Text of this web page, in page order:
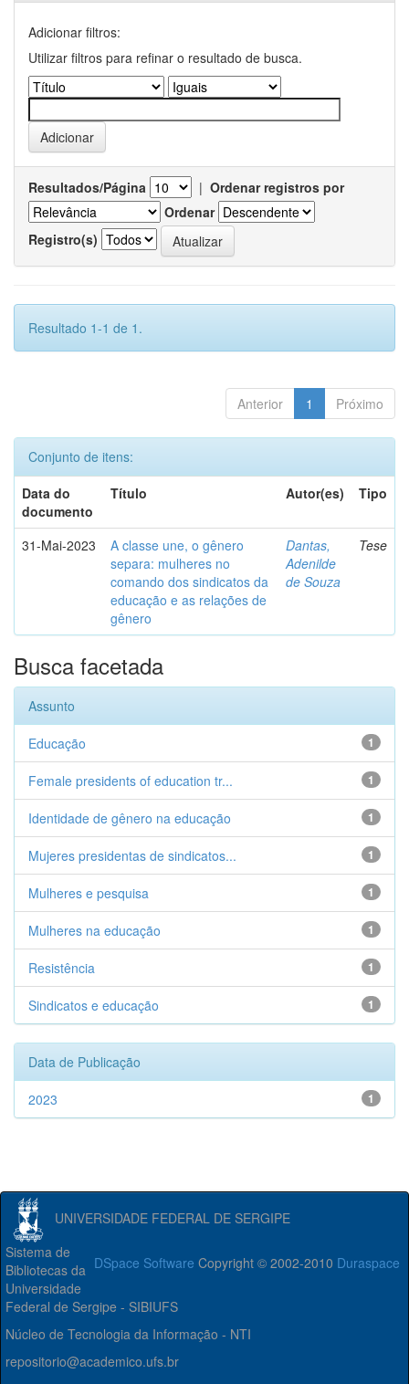
Adicionar filtros:
Utilizar filtros para refinar o resultado de busca.
Resultados/Página | Ordenar registros por
Ordenar
Registro(s)
Resultado 1-1 de 1.
Anterior 1 Próximo
Conjunto de itens:
Data do
documento
Título Autor(es) Tipo
31-Mai-2023
A classe une, o gênero
separa: mulheres no
comando dos sindicatos da
educação e as relações de
gênero
Dantas,
Adenilde
de Souza
Tese
Busca facetada
Assunto
1
Educação
1
Female presidents of education tr...
1
Identidade de gênero na educação
1
Mujeres presidentas de sindicatos...
1
Mulheres e pesquisa
1
Mulheres na educação
1
Resistência
1
Sindicatos e educação
Data de Publicação
1
2023
UNIVERSIDADE FEDERAL DE SERGIPE
DSpace Software Copyright © 2002-2010 Duraspace
Sistema de
Bibliotecas da
Universidade
Federal de Sergipe - SIBIUFS
Núcleo de Tecnologia da Informação - NTI
repositorio@academico.ufs.br